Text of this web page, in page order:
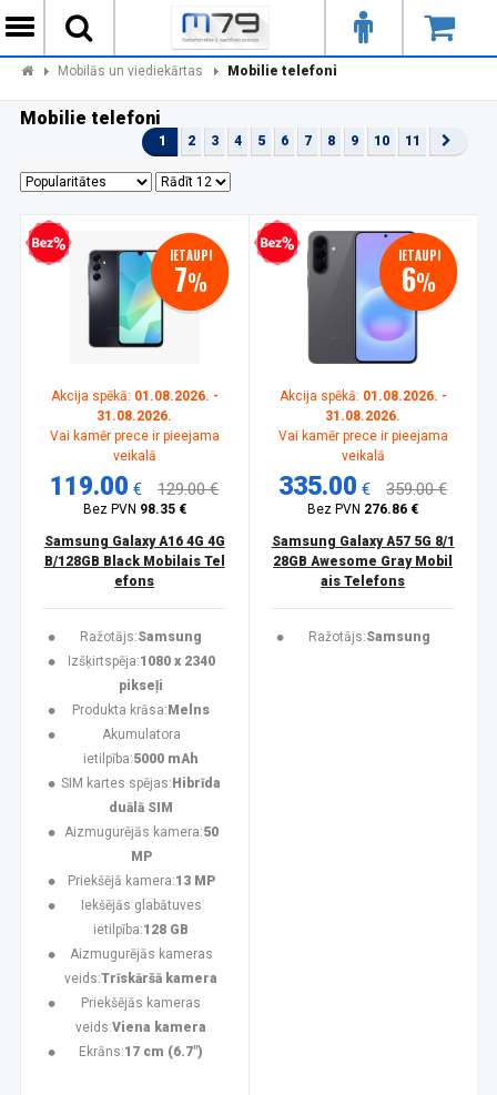
Mobilās un viediekārtas Mobilie telefoni
Mobilie telefoni
1 2 3 4 5 6 7 8 9 10 11
kredīts IETAUPI
7%
Akcija spēkā: 01.08.2026. -
31.08.2026.
Vai kamēr prece ir pieejama
veikalā
119.00 € 129.00 €
Bez PVN 98.35 €
Samsung Galaxy A16 4G 4G
B/128GB Black Mobilais Tel
efons
Ražotājs:Samsung
Izšķirtspēja:1080 x 2340
pikseļi
Produkta krāsa: Melns
Akumulatora
ietilpība:5000 mAh
SIM kartes spējas: Hibrīda
duālā SIM
Aizmugurējās kamera:50
MP
Priekšējā kamera:13 MP
Iekšējās glabātuves
ietilpība:128 GB
Aizmugurējās kameras
veids:Trīskāršā kamera
Priekšējās kameras
veids:Viena kamera
Ekrāns:17 cm (6.7")
Bezprocentu kredīts IETAUPI
6%
Akcija spēkā: 01.08.2026. -
31.08.2026.
Vai kamēr prece ir pieejama
veikalā
335.00 € 359.00 €
Bez PVN 276.86 €
Samsung Galaxy A57 5G 8/1
28GB Awesome Gray Mobil
ais Telefons
Ražotājs:Samsung